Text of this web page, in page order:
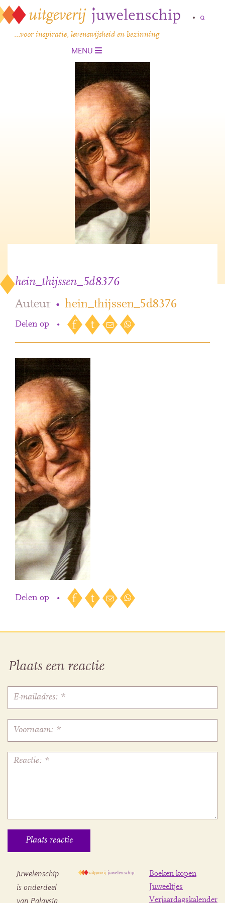
…voor inspiratie, levenswijsheid en bezinning
MENU
hein_thijssen_5d8376
Auteur • hein_thijssen_5d8376
Delen op •
Delen op •
Plaats een reactie
Juwelenschip
is onderdeel
van Palaysia
Boeken kopen
Juweeltjes
Verjaardagskalender